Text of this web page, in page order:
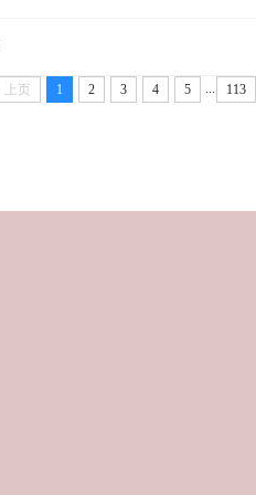
上页 1 2 3 4 5 113